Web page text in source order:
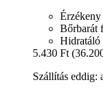
Érzékeny
Bőrbarát
Hidratáló
5.430 Ft
Szállítás eddig: